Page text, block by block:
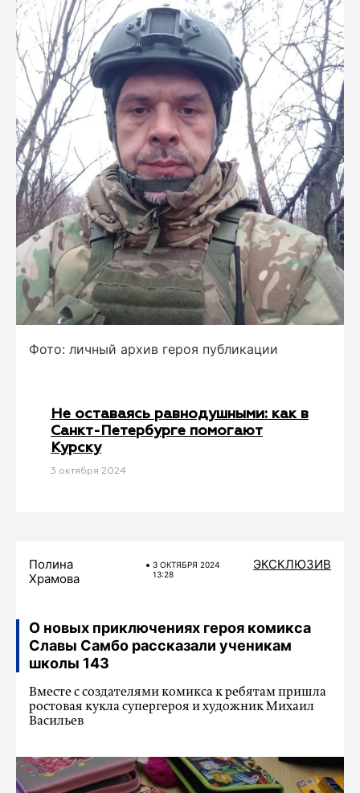
Фото: личный архив героя публикации
Не оставаясь равнодушными: как в
Санкт-Петербурге помогают
Курску
3 октября 2024
Полина
Храмова
3 ОКТЯБРЯ 2024
13:28
ЭКСКЛЮЗИВ
О новых приключениях героя комикса
Славы Самбо рассказали ученикам
школы 143
Вместе с создателями комикса к ребятам пришла
ростовая кукла супергероя и художник Михаил
Васильев